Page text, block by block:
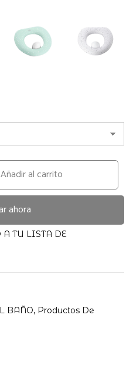
Añadir al carrito
ahora
TU LISTA DE
BAÑO, Productos De